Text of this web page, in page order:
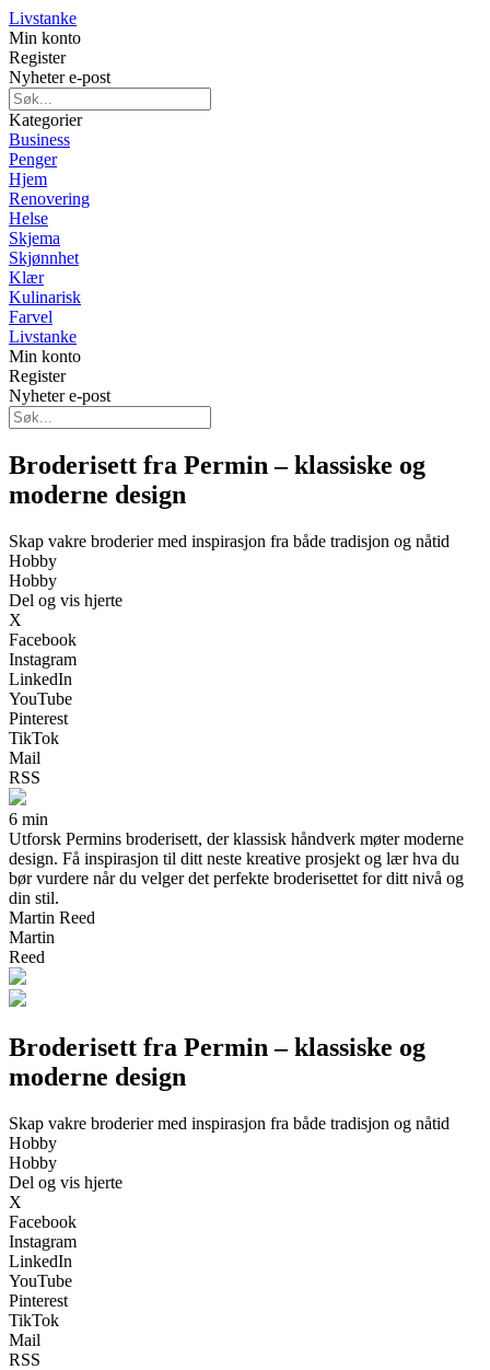
Livstanke
Min konto
Register
Nyheter e-post
Kategorier
Business
Penger
Hjem
Renovering
Helse
Skjema
Skjønnhet
Klær
Kulinarisk
Farvel
Livstanke
Min konto
Register
Nyheter e-post
Broderisett fra Permin – klassiske og
moderne design
Skap vakre broderier med inspirasjon fra både tradisjon og nåtid
Hobby
Hobby
Del og vis hjerte
X
Facebook
Instagram
LinkedIn
YouTube
Pinterest
TikTok
Mail
RSS
6 min
Utforsk Permins broderisett, der klassisk håndverk møter moderne
design. Få inspirasjon til ditt neste kreative prosjekt og lær hva du
bør vurdere når du velger det perfekte broderisettet for ditt nivå og
din stil.
Martin Reed
Martin
Reed
Broderisett fra Permin – klassiske og
moderne design
Skap vakre broderier med inspirasjon fra både tradisjon og nåtid
Hobby
Hobby
Del og vis hjerte
X
Facebook
Instagram
LinkedIn
YouTube
Pinterest
TikTok
Mail
RSS